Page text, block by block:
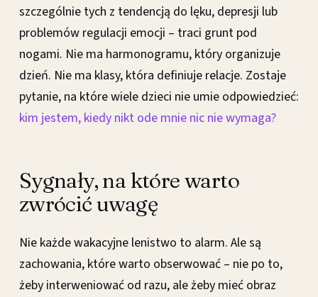
szczególnie tych z tendencją do lęku, depresji lub
problemów regulacji emocji – traci grunt pod
nogami. Nie ma harmonogramu, który organizuje
dzień. Nie ma klasy, która definiuje relacje. Zostaje
pytanie, na które wiele dzieci nie umie odpowiedzieć:
kim jestem, kiedy nikt ode mnie nic nie wymaga?
Sygnały, na które warto
zwrócić uwagę
Nie każde wakacyjne lenistwo to alarm. Ale są
zachowania, które warto obserwować – nie po to,
żeby interweniować od razu, ale żeby mieć obraz